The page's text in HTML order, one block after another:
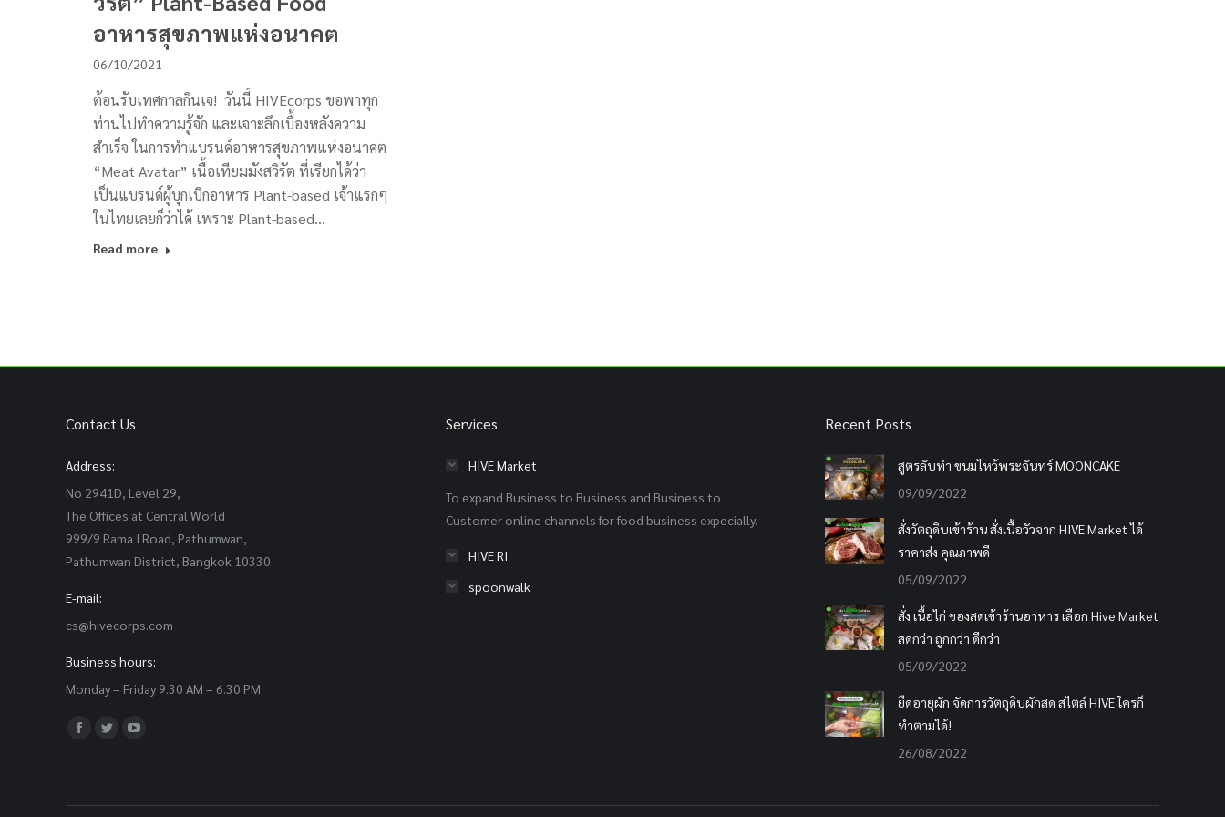
อาหารสุขภาพแห่งอนาคต
06/10/2021
ต้อนรับเทศกาลกินเจ! วันนี้ HIVEcorps ขอพาทุก
ท่านไปทำความรู้จัก และเจาะลึกเบื้องหลังความ
สำเร็จ ในการทำแบรนด์อาหารสุขภาพแห่งอนาคต
“Meat Avatar” เนื้อเทียมมังสวิรัต ที่เรียกได้ว่า
เป็นแบรนด์ผู้บุกเบิกอาหาร Plant-based เจ้าแรกๆ
ในไทยเลยก็ว่าได้ เพราะ Plant-based…
Read more
Contact Us
Address:
No 2941D, Level 29,
The Offices at Central World
999/9 Rama I Road, Pathumwan,
Pathumwan District, Bangkok 10330
E-mail:
cs@hivecorps.com
Business hours:
Monday – Friday 9.30 AM – 6.30 PM
Find us on:
Facebook
in
Twitter
in
YouTube
in
Services
HIVE Market
To expand Business to Business and Business to
Customer online channels for food business expecially.
HIVE RI
spoonwalk
Recent Posts
สูตรลับทำ ขนมไหว้พระจันทร์ MOONCAKE
09/09/2022
สั่งวัตถุดิบเข้าร้าน สั่งเนื้อวัวจาก HIVE Market ได้
ราคาส่ง คุณภาพดี
05/09/2022
สั่ง เนื้อไก่ ของสดเข้าร้านอาหาร เลือก Hive Market
สดกว่า ถูกกว่า ดีกว่า
05/09/2022
ยืดอายุผัก จัดการวัตถุดิบผักสด สไตล์ HIVE ใครก็
ทำตามได้!
26/08/2022